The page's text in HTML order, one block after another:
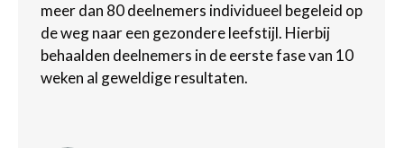
meer dan 80 deelnemers individueel begeleid op
de weg naar een gezondere leefstijl. Hierbij
behaalden deelnemers in de eerste fase van 10
weken al geweldige resultaten.